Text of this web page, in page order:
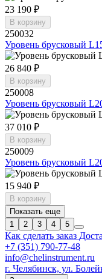
23 190 ₽
В корзину
250032
Уровень брусковый
26 840 ₽
В корзину
250008
Уровень брусковый
37 010 ₽
В корзину
250009
Уровень брусковый
15 940 ₽
В корзину
Показать еще
1
2 3 4 5
Как сделать заказ
+7 (351) 790-77-48
info@chelinstrument.ru
г. Челябинск, ул.